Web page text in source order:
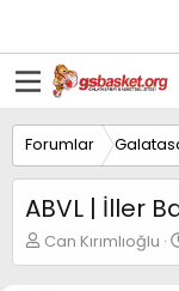
Forumlar
ABVL | İller
K
o
Can Kırımlıoğlu